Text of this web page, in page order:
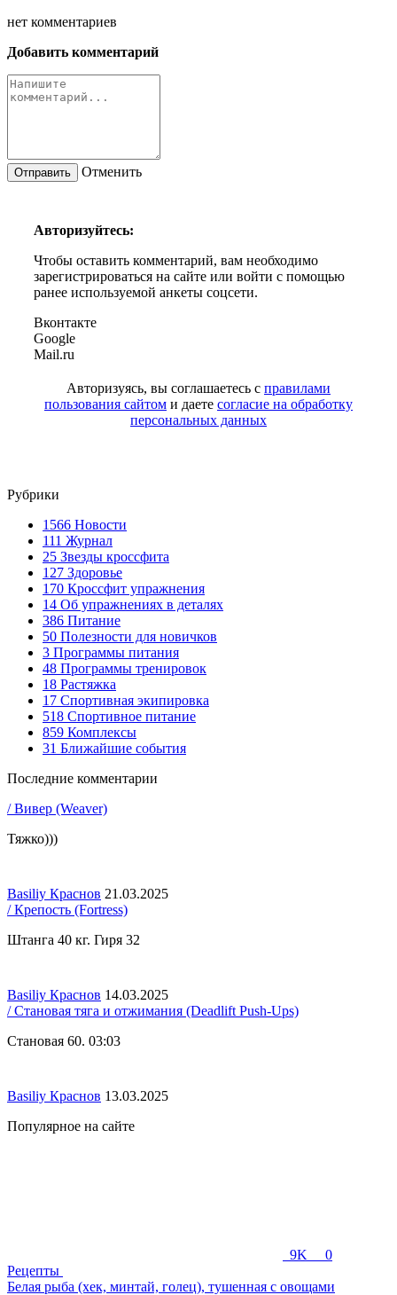
нет комментариев
Добавить комментарий
Отменить
Авторизуйтесь:
Чтобы оставить комментарий, вам необходимо
зарегистрироваться на сайте или войти с помощью
ранее используемой анкеты соцсети.
Вконтакте
Google
Mail.ru
Авторизуясь, вы соглашаетесь с правилами
пользования сайтом и даете согласие на обработку
персональных данных
Рубрики
1566 Новости
111 Журнал
25 Звезды кроссфита
127 Здоровье
170 Кроссфит упражнения
14 Об упражнениях в деталях
386 Питание
50 Полезности для новичков
3 Программы питания
48 Программы тренировок
18 Растяжка
17 Спортивная экипировка
518 Спортивное питание
859 Комплексы
31 Ближайшие события
Последние комментарии
/ Вивер (Weaver)
Тяжко)))
Basiliy Краснов 21.03.2025
/ Крепость (Fortress)
Штанга 40 кг. Гиря 32
Basiliy Краснов 14.03.2025
/ Становая тяга и отжимания (Deadlift Push-Ups)
Становая 60. 03:03
Basiliy Краснов 13.03.2025
Популярное на сайте
9K
0
Рецепты
Белая рыба (хек, минтай, голец), тушенная с овощами